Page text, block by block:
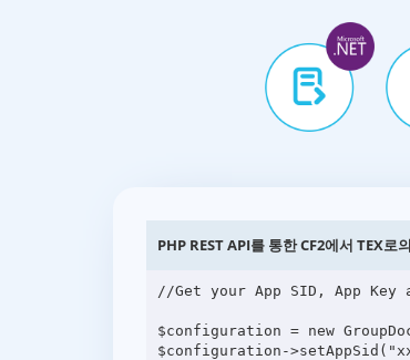
PHP REST API를 통한 CF2에서 TEX로
//Get your App SID, App
$configuration = new
$configuration-